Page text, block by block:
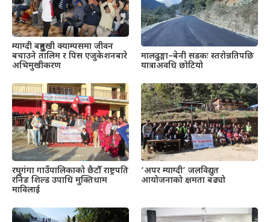
म्याग्दी बहुमुखी क्याम्पसमा जीवन
बचाउने तालिम र पिस एजुकेशनबारे
अभिमुखीकरण
मालढुङ्गा–बेनी सडकः स्तरोन्नतिपछि
यात्राअवधि छोटियो
रघुगंगा गाउँपालिकाको छैटौँ राष्ट्रपति
रनिङ शिल्ड उपाधि मुक्तिधाम
माविलाई
‘अपर म्याग्दी’ जलविद्युत
आयोजनाको क्षमता बढ्यो